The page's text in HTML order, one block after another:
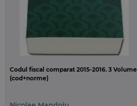
Codul fiscal comparat 2015-2016. 3 Volume
(cod+norme)